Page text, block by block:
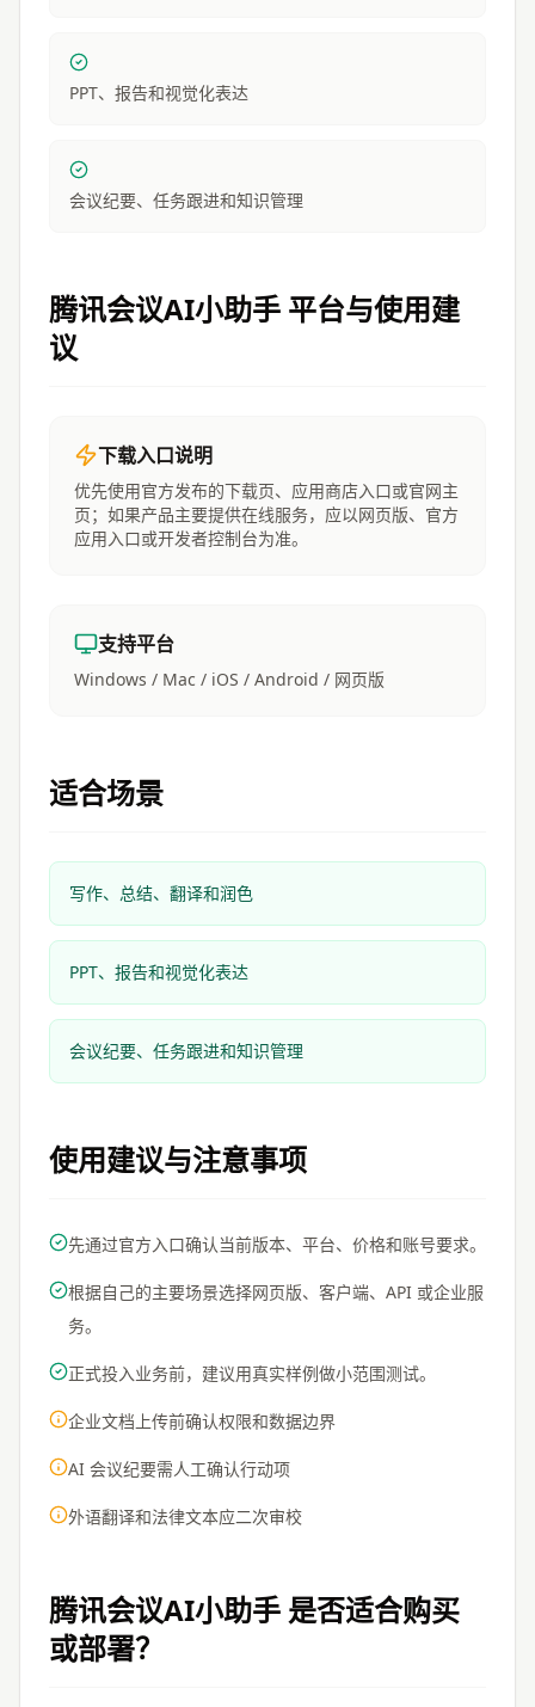
PPT、报告和视觉化表达
会议纪要、任务跟进和知识管理
腾讯会议AI小助手 平台与使用建
议
下载入口说明
优先使用官方发布的下载页、应用商店入口或官网主
页；如果产品主要提供在线服务，应以网页版、官方
应用入口或开发者控制台为准。
支持平台
Windows / Mac / iOS / Android / 网页版
适合场景
写作、总结、翻译和润色
PPT、报告和视觉化表达
会议纪要、任务跟进和知识管理
使用建议与注意事项
先通过官方入口确认当前版本、平台、价格和账号要求。
根据自己的主要场景选择网页版、客户端、API 或企业服
务。
正式投入业务前，建议用真实样例做小范围测试。
企业文档上传前确认权限和数据边界
AI 会议纪要需人工确认行动项
外语翻译和法律文本应二次审校
腾讯会议AI小助手 是否适合购买
或部署？